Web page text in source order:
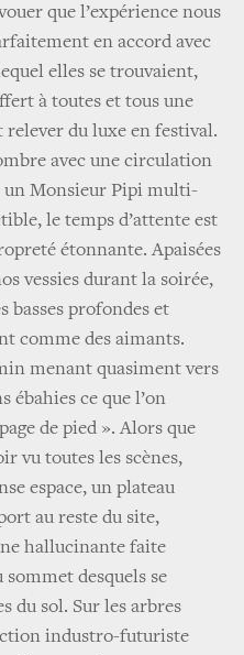
que l’expérience nous
en accord avec
elles se trouvaient,
à toutes et tous une
du luxe en festival.
avec une circulation
un Monsieur Pipi multi-
le temps d’attente est
étonnante. Apaisées
vessies durant la soirée,
basses profondes et
comme des aimants.
menant quasiment vers
ébahies ce que l’on
de pied ». Alors que
vu toutes les scènes,
espace, un plateau
au reste du site,
hallucinante faite
sommet desquels se
du sol. Sur les arbres
industro-futuriste